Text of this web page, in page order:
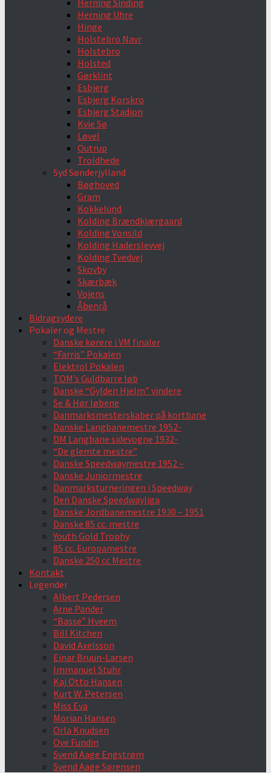
Herning Sinding
Herning Uhre
Hinge
Holstebro Navr
Holstebro
Holsted
Gørklint
Esbjerg
Esbjerg Korskro
Esbjerg Stadion
Kvie Sø
Løvel
Outrup
Troldhede
Syd Sønderjylland
Bøghoved
Gram
Kokkelund
Kolding Brændkjærgaard
Kolding Vonsild
Kolding Haderslevvej
Kolding Tvedvej
Skovby
Skærbæk
Vojens
Åbenrå
Bidragsydere
Pokaler og Mestre
Danske kørere i VM finaler
“Farris” Pokalen
Elektrol Pokalen
TOM’s Guldbarre løb
Danske “Gylden Hjelm” vindere
Se & Hør løbene
Danmarksmesterskaber på kortbane
Danske Langbanemestre 1952-
DM Langbane sidevogne 1932-
“De glemte mestre”
Danske Speedwaymestre 1952 –
Danske Juniormestre
Danmarksturneringen i Speedway
Den Danske Speedwayliga
Danske Jordbanemestre 1930 – 1951
Danske 85 cc. mestre
Youth Gold Trophy
85 cc. Europamestre
Danske 250 cc Mestre
Kontakt
Legender
Albert Pedersen
Arne Pander
“Basse” Hveem
Bill Kitchen
David Axelsson
Einar Bruun-Larsen
Immanuel Stuhr
Kaj Otto Hansen
Kurt W. Petersen
Miss Eva
Morian Hansen
Orla Knudsen
Ove Fundin
Svend Aage Engstrøm
Svend Aage Sørensen